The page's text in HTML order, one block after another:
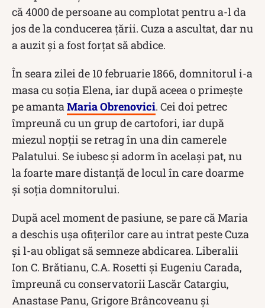
că 4000 de persoane au complotat pentru a-l da
jos de la conducerea țării. Cuza a ascultat, dar nu
a auzit și a fost forțat să abdice.
În seara zilei de 10 februarie 1866, domnitorul i-a
masa cu soția Elena, iar după aceea o primește
pe amanta Maria Obrenovici. Cei doi petrec
împreună cu un grup de cartofori, iar după
miezul nopții se retrag în una din camerele
Palatului. Se iubesc și adorm în același pat, nu
la foarte mare distanță de locul în care doarme
și soția domnitorului.
După acel moment de pasiune, se pare că Maria
a deschis ușa ofițerilor care au intrat peste Cuza
și l-au obligat să semneze abdicarea. Liberalii
Ion C. Brătianu, C.A. Rosetti şi Eugeniu Carada,
împreună cu conservatorii Lascăr Catargiu,
Anastase Panu, Grigore Brâncoveanu şi